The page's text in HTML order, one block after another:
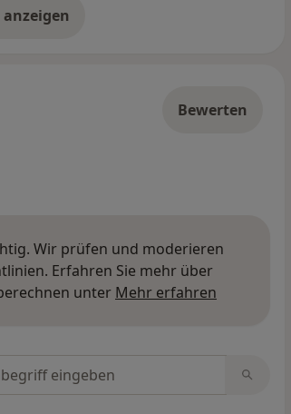
die Adresse
Bewerten
Wir prüfen und moderieren
Erfahren Sie mehr über
unter Mehr erfahren
durchsuchen